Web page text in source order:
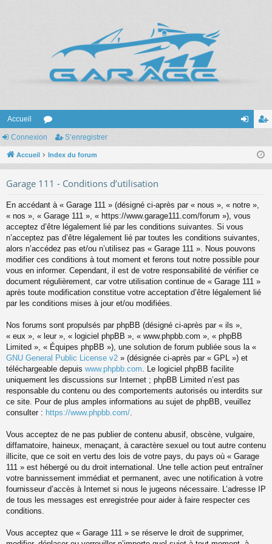
Accueil
or
u nr
Connexion S’enregistrer
Accueil Index du forum
Garage 111 - Conditions d’utilisation
En accédant à « Garage 111 » (désigné ci-après par « nous », « notre »,
« nos », « Garage 111 », « https://www.garage111.com/forum »), vous
acceptez d’être légalement lié par les conditions suivantes. Si vous
n’acceptez pas d’être légalement lié par toutes les conditions suivantes,
alors n’accédez pas et/ou n’utilisez pas « Garage 111 ». Nous pouvons
modifier ces conditions à tout moment et ferons tout notre possible pour
vous en informer. Cependant, il est de votre responsabilité de vérifier ce
document régulièrement, car votre utilisation continue de « Garage 111 »
après toute modification constitue votre acceptation d’être légalement lié
par les conditions mises à jour et/ou modifiées.
Nos forums sont propulsés par phpBB (désigné ci-après par « ils »,
« eux », « leur », « logiciel phpBB », « www.phpbb.com », « phpBB
Limited », « Équipes phpBB »), une solution de forum publiée sous la «
GNU General Public License v2 » (désignée ci-après par « GPL ») et
téléchargeable depuis www.phpbb.com . Le logiciel phpBB facilite
uniquement les discussions sur Internet ; phpBB Limited n’est pas
responsable du contenu ou des comportements autorisés ou interdits sur
ce site. Pour de plus amples informations au sujet de phpBB, veuillez
consulter : https://www.phpbb.com/
Vous acceptez de ne pas publier de contenu abusif, obscène, vulgaire,
diffamatoire, haineux, menaçant, à caractère sexuel ou tout autre contenu
illicite, que ce soit en vertu des lois de votre pays, du pays où « Garage
111 » est hébergé ou du droit international. Une telle action peut entraîner
votre bannissement immédiat et permanent, avec une notification à votre
fournisseur d’accès à Internet si nous le jugeons nécessaire. L’adresse IP
de tous les messages est enregistrée pour aider à faire respecter ces
conditions.
Vous acceptez que « Garage 111 » se réserve le droit de supprimer,